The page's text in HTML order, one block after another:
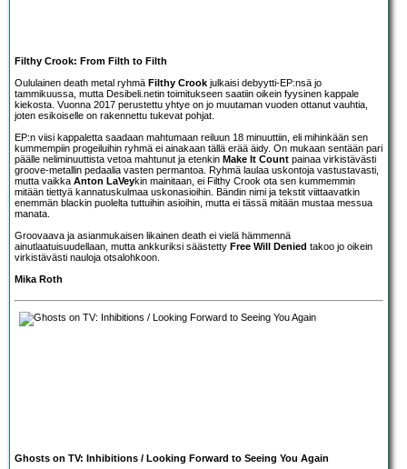
Filthy Crook: From Filth to Filth
Oululainen death metal ryhmä Filthy Crook julkaisi debyytti-EP:nsä jo
tammikuussa, mutta Desibeli.netin toimitukseen saatiin oikein fyysinen kappale
kiekosta. Vuonna 2017 perustettu yhtye on jo muutaman vuoden ottanut vauhtia,
joten esikoiselle on rakennettu tukevat pohjat.
EP:n viisi kappaletta saadaan mahtumaan reiluun 18 minuuttiin, eli mihinkään sen
kummempiin progeiluihin ryhmä ei ainakaan tällä erää äidy. On mukaan sentään pari
päälle neliminuuttista vetoa mahtunut ja etenkin Make It Count painaa virkistävästi
groove-metallin pedaalia vasten permantoa. Ryhmä laulaa uskontoja vastustavasti,
mutta vaikka Anton LaVeykin mainitaan, ei Filthy Crook ota sen kummemmin
mitään tiettyä kannatuskulmaa uskonasioihin. Bändin nimi ja tekstit viittaavatkin
enemmän blackin puolelta tuttuihin asioihin, mutta ei tässä mitään mustaa messua
manata.
Groovaava ja asianmukaisen likainen death ei vielä hämmennä
ainutlaatuisuudellaan, mutta ankkuriksi säästetty Free Will Denied takoo jo oikein
virkistävästi nauloja otsalohkoon.
Mika Roth
Ghosts on TV: Inhibitions / Looking Forward to Seeing You Again